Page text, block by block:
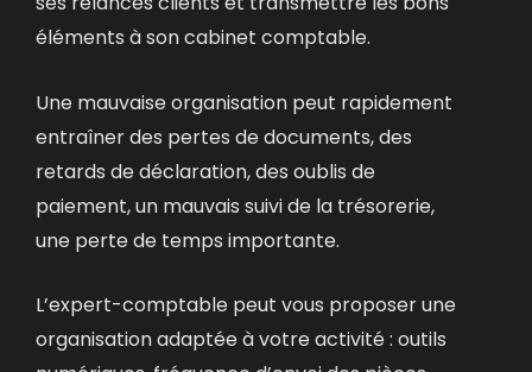
éléments à son cabinet comptable.
Une mauvaise organisation peut rapidement
entraînerdes pertes de documents,des
retards de déclaration,des oublis de
paiement, un mauvais suivi de la trésorerie,
une perte de temps importante.
L’expert-comptable peut vous proposer une
organisation adaptée à votre activité : outils